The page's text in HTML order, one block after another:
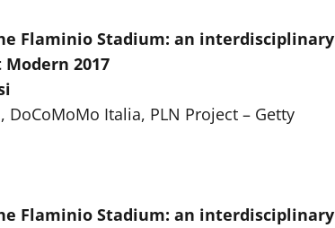
Flaminio Stadium: an interdisciplinary
2017
DoCoMoMo Italia, PLN Project – Getty
Flaminio Stadium: an interdisciplinary